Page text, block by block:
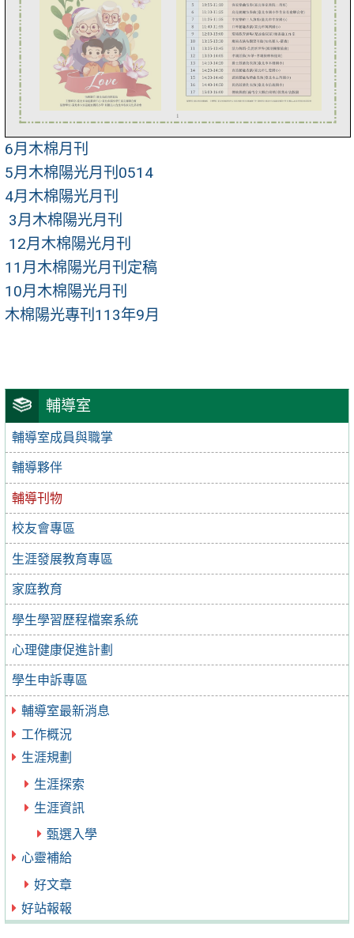
輔導室
輔導室成員與職掌
輔導夥伴
輔導刊物
校友會專區
生涯發展教育專區
家庭教育
學生學習歷程檔案系統
心理健康促進計劃
學生申訴專區
輔導室最新消息
工作概況
生涯規劃
生涯探索
生涯資訊
甄選入學
心靈補給
好文章
好站報報
6月木棉月刊
5月木棉陽光月刊0514
4月木棉陽光月刊
3月木棉陽光月刊
12月木棉陽光月刊
11月木棉陽光月刊定稿
10月木棉陽光月刊
木棉陽光專刊113年9月